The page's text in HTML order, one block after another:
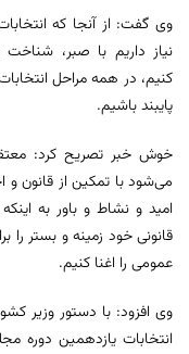
وی گفت: از آنجا که
نیاز داریم با صبر،
کنیم، در همه مراحل
پایبند باشیم.
خوش‌ خبر تصریح کرد:
می‌شود با تمکین از قانون
امید و نشاط و باور به
قانونی خود زمینه و بستر را
عمومی را اغنا کنیم.
وی افزود: با دستور وزیر
انتخابات یازدهمین دوره